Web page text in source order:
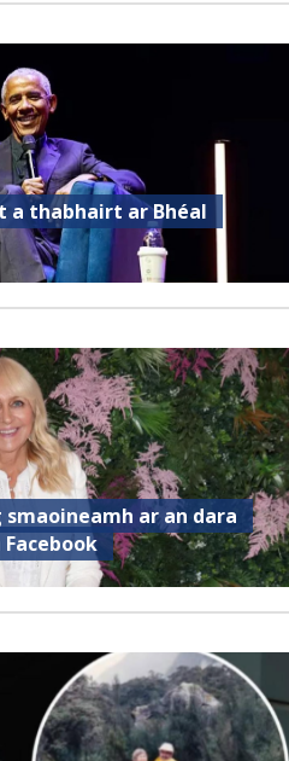
a thabhairt ar Bhéal
smaoineamh ar an dara